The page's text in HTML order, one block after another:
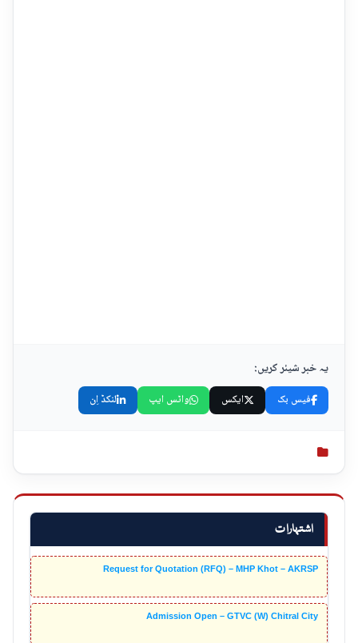
اشتہارات
Request for Quotation (RFQ) – MHP Khot – AKRSP
Admission Open – GTVC (W) Chitral City
یہ خبر شیئر کریں:
فیس بک ایکس واٹس ایپ لنکڈ اِن